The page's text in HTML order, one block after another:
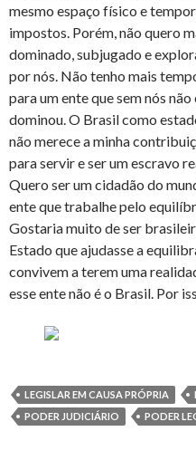
mesmo espaço físico e
impostos. Porém, não quero
dominado, subjugado e
por nós. Não tenho mais
para um ente que sem nós
dominou. O Brasil como
não merece a minha
para servir e ser um escravo
Quero ser um cidadão do
ente que trabalhe pelo
Gostaria muito de ser
Estado que ajudasse a
convivem a terem uma
esse ente não é o Brasil. Por
LEGISLAR EM CAUSA PRÓPRIA
PODER JUDICIÁRIO
PODER